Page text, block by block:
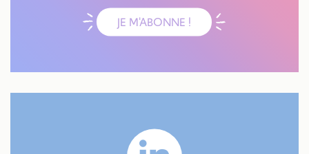
JE M'ABONNE !